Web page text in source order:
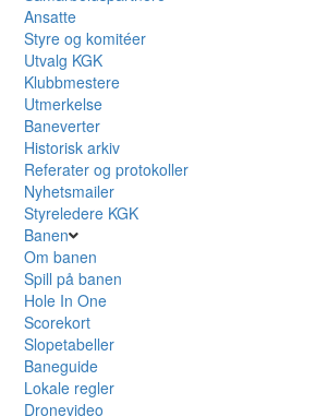
Ansatte
Styre og komitéer
Utvalg KGK
Klubbmestere
Utmerkelse
Baneverter
Historisk arkiv
Referater og protokoller
Nyhetsmailer
Styreledere KGK
Banen
Om banen
Spill på banen
Hole In One
Scorekort
Slopetabeller
Baneguide
Lokale regler
Dronevideo